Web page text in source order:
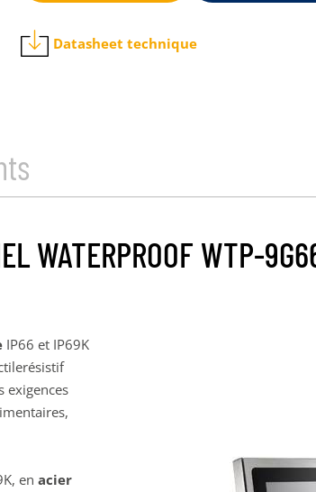
Datasheet technique
WATERPROOF WTP-
IP66 et IP69K
exigences
en acier